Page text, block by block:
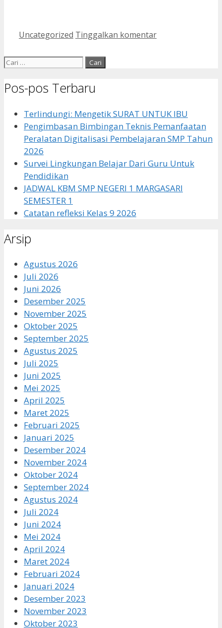
Kategori
Uncategorized Tinggalkan komentar
Cari
Pos-pos Terbaru
Terlindungi: Mengetik SURAT UNTUK IBU
Pengimbasan Bimbingan Teknis Pemanfaatan
Peralatan Digitalisasi Pembelajaran SMP Tahun
2026
Survei Lingkungan Belajar Dari Guru Untuk
Pendidikan
JADWAL KBM SMP NEGERI 1 MARGASARI
SEMESTER 1
Catatan refleksi Kelas 9 2026
Arsip
Agustus 2026
Juli 2026
Juni 2026
Desember 2025
November 2025
Oktober 2025
September 2025
Agustus 2025
Juli 2025
Juni 2025
Mei 2025
April 2025
Maret 2025
Februari 2025
Januari 2025
Desember 2024
November 2024
Oktober 2024
September 2024
Agustus 2024
Juli 2024
Juni 2024
Mei 2024
April 2024
Maret 2024
Februari 2024
Januari 2024
Desember 2023
November 2023
Oktober 2023